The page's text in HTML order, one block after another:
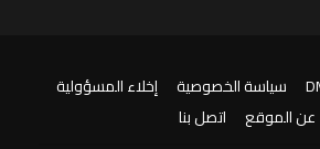
سياسة الخصوصية
إخلاء المسؤولية
عن الموقع
اتصل بنا